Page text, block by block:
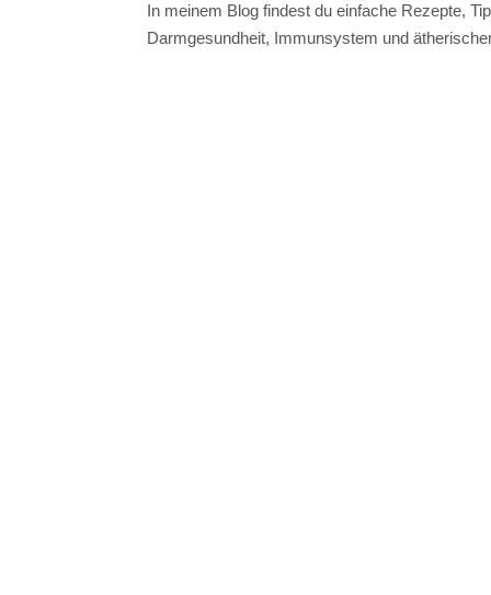
In meinem Blog findest du einfache Rezepte,
Darmgesundheit, Immunsystem und